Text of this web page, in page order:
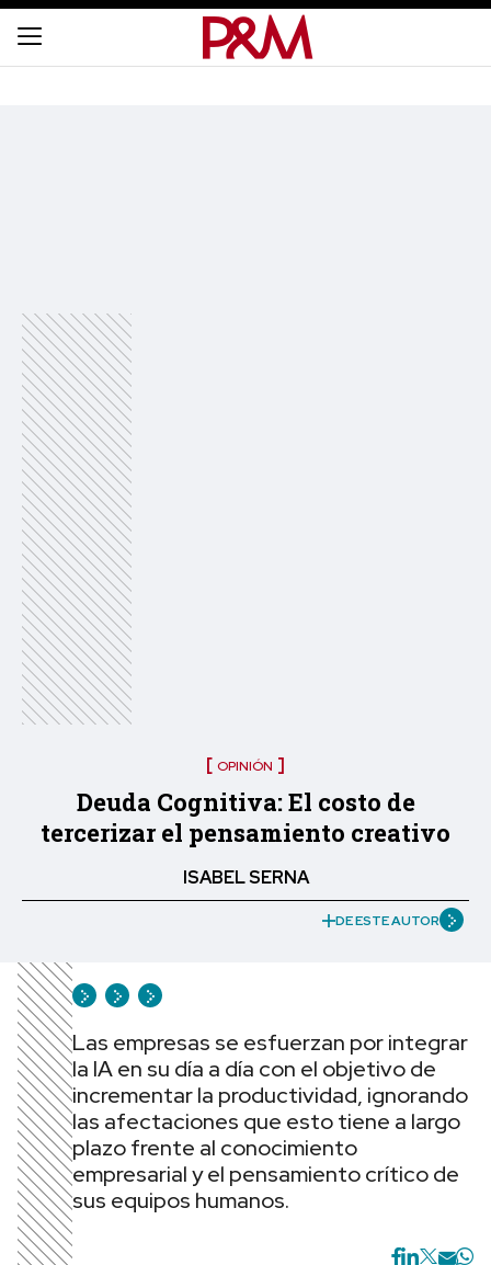
OPINIÓN
Deuda Cognitiva: El costo de
tercerizar el pensamiento creativo
ISABEL SERNA
DE ESTE AUTOR
Las empresas se esfuerzan por integrar
la IA en su día a día con el objetivo de
incrementar la productividad, ignorando
las afectaciones que esto tiene a largo
plazo frente al conocimiento
empresarial y el pensamiento crítico de
sus equipos humanos.